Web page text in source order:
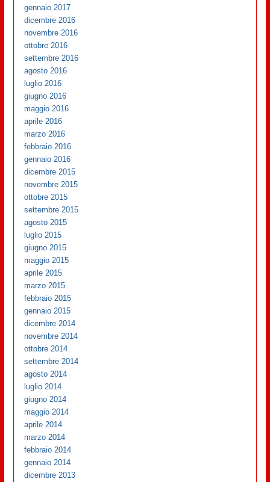
gennaio 2017
dicembre 2016
novembre 2016
ottobre 2016
settembre 2016
agosto 2016
luglio 2016
giugno 2016
maggio 2016
aprile 2016
marzo 2016
febbraio 2016
gennaio 2016
dicembre 2015
novembre 2015
ottobre 2015
settembre 2015
agosto 2015
luglio 2015
giugno 2015
maggio 2015
aprile 2015
marzo 2015
febbraio 2015
gennaio 2015
dicembre 2014
novembre 2014
ottobre 2014
settembre 2014
agosto 2014
luglio 2014
giugno 2014
maggio 2014
aprile 2014
marzo 2014
febbraio 2014
gennaio 2014
dicembre 2013